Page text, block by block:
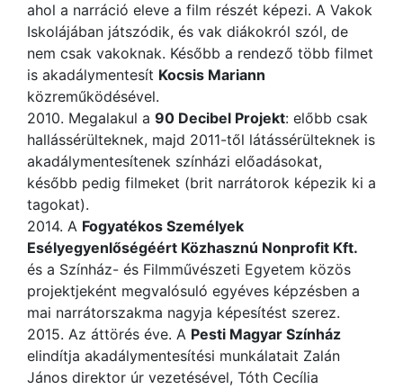
ahol a narráció eleve a film részét képezi. A Vakok
Iskolájában játszódik, és vak diákokról szól, de
nem csak vakoknak. Később a rendező több filmet
is akadálymentesít Kocsis Mariann
közreműködésével.
2010. Megalakul a 90 Decibel Projekt: előbb csak
hallássérülteknek, majd 2011-től látássérülteknek is
akadálymentesítenek színházi előadásokat,
később pedig filmeket (brit narrátorok képezik ki a
tagokat).
2014. A Fogyatékos Személyek
Esélyegyenlőségéért Közhasznú Nonprofit Kft.
és a Színház- és Filmművészeti Egyetem közös
projektjeként megvalósuló egyéves képzésben a
mai narrátorszakma nagyja képesítést szerez.
2015. Az áttörés éve. A Pesti Magyar Színház
elindítja akadálymentesítési munkálatait Zalán
János direktor úr vezetésével, Tóth Cecília